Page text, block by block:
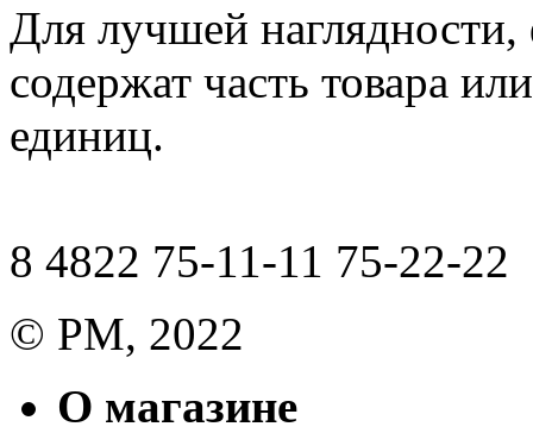
Для лучшей наглядности,
содержат часть товара
единиц.
8 4822 75-11-11 75-22-22
© РМ, 2022
О магазине